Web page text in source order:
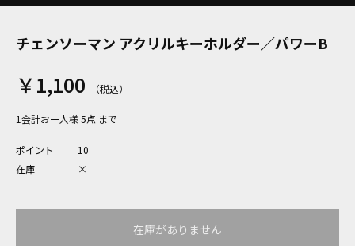
チェンソーマン アクリルキーホルダー／パワーB
￥1,100
1会計お一人様 5点 まで
ポイント
10
在庫
×
在庫がありません